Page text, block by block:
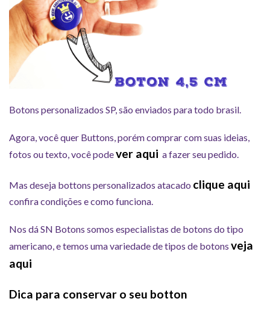
Botons personalizados SP, são enviados para todo brasil.
Agora, você quer Buttons, porém comprar com suas ideias,
fotos ou texto, você podever aqui a fazer seu pedido.
Mas deseja bottons personalizados atacado clique aqui
confira condições e como funciona.
Nos dá SN Botons somos especialistas de botons do tipo
americano, e temos uma variedade de tipos de botons veja
aqui
Dica para conservar o seu botton